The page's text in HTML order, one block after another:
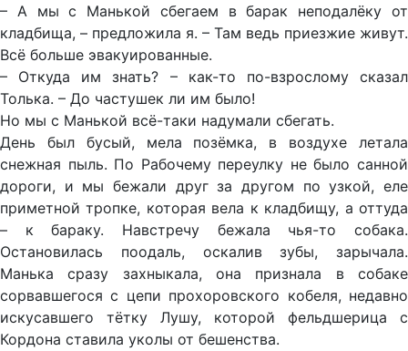
– А мы с Манькой сбегаем в барак неподалёку от
кладбища, – предложила я. – Там ведь приезжие живут.
Всё больше эвакуированные.
– Откуда им знать? – как-то по-взрослому сказал
Толька. – До частушек ли им было!
Но мы с Манькой всё-таки надумали сбегать.
День был бусый, мела позёмка, в воздухе летала
снежная пыль. По Рабочему переулку не было санной
дороги, и мы бежали друг за другом по узкой, еле
приметной тропке, которая вела к кладбищу, а оттуда
– к бараку. Навстречу бежала чья-то собака.
Остановилась поодаль, оскалив зубы, зарычала.
Манька сразу захныкала, она признала в собаке
сорвавшегося с цепи прохоровского кобеля, недавно
искусавшего тётку Лушу, которой фельдшерица с
Кордона ставила уколы от бешенства.